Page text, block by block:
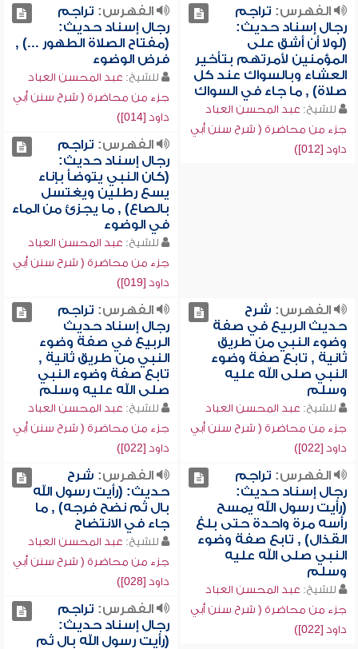
الفهرس: تراجم
رجال إسناد حديث:
(لولا أن أشق على
المؤمنين لأمرتهم بتأخير
العشاء وبالسواك عند كل
صلاة) , ما جاء في السواك
للشيخ: عبد المحسن العباد
جزء من محاضرة ( شرح سنن أبي
داود [012])
الفهرس: تراجم
رجال إسناد حديث:
(مفتاح الصلاة الطهور ...) ,
فرض الوضوء
للشيخ: عبد المحسن العباد
جزء من محاضرة ( شرح سنن أبي
داود [014])
الفهرس: تراجم
رجال إسناد حديث:
(كان النبي يتوضأ بإناء
يسع رطلين ويغتسل
بالصاع) , ما يجزئ من الماء
في الوضوء
للشيخ: عبد المحسن العباد
جزء من محاضرة ( شرح سنن أبي
داود [019])
الفهرس: شرح
حديث الربيع في صفة
وضوء النبي من طريق
ثانية , تابع صفة وضوء
النبي صلى الله عليه
وسلم
للشيخ: عبد المحسن العباد
جزء من محاضرة ( شرح سنن أبي
داود [022])
الفهرس: تراجم
رجال إسناد حديث
الربيع في صفة وضوء
النبي من طريق ثانية ,
تابع صفة وضوء النبي
صلى الله عليه وسلم
للشيخ: عبد المحسن العباد
جزء من محاضرة ( شرح سنن أبي
داود [022])
الفهرس: تراجم
رجال إسناد حديث:
(رأيت رسول الله يمسح
رأسه مرة واحدة حتى بلغ
القذال) , تابع صفة وضوء
النبي صلى الله عليه
وسلم
للشيخ: عبد المحسن العباد
جزء من محاضرة ( شرح سنن أبي
داود [022])
الفهرس: شرح
حديث: (رأيت رسول الله
بال ثم نضح فرجه) , ما
جاء في الانتضاح
للشيخ: عبد المحسن العباد
جزء من محاضرة ( شرح سنن أبي
داود [028])
الفهرس: تراجم
رجال إسناد حديث:
(رأيت رسول الله بال ثم